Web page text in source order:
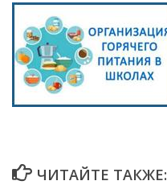
ЧИТАЙТЕ ТАКЖЕ: